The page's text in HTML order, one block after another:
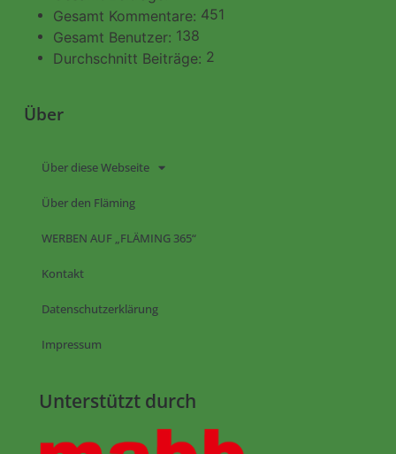
Gesamt Kommentare: 451
Gesamt Benutzer: 138
Durchschnitt Beiträge: 2
Über
Über diese Webseite
Über den Fläming
WERBEN AUF „FLÄMING 365“
Kontakt
Datenschutzerklärung
Impressum
Unterstützt durch